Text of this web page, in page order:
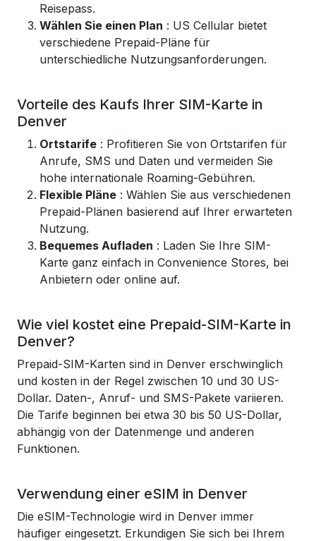
Reisepass.
Wählen Sie einen Plan : US Cellular bietet
verschiedene Prepaid-Pläne für
unterschiedliche Nutzungsanforderungen.
Vorteile des Kaufs Ihrer SIM-Karte in
Denver
Ortstarife : Profitieren Sie von Ortstarifen für
Anrufe, SMS und Daten und vermeiden Sie
hohe internationale Roaming-Gebühren.
Flexible Pläne : Wählen Sie aus verschiedenen
Prepaid-Plänen basierend auf Ihrer erwarteten
Nutzung.
Bequemes Aufladen : Laden Sie Ihre SIM-
Karte ganz einfach in Convenience Stores, bei
Anbietern oder online auf.
Wie viel kostet eine Prepaid-SIM-Karte in
Denver?
Prepaid-SIM-Karten sind in Denver erschwinglich
und kosten in der Regel zwischen 10 und 30 US-
Dollar. Daten-, Anruf- und SMS-Pakete variieren.
Die Tarife beginnen bei etwa 30 bis 50 US-Dollar,
abhängig von der Datenmenge und anderen
Funktionen.
Verwendung einer eSIM in Denver
Die eSIM-Technologie wird in Denver immer
häufiger eingesetzt. Erkundigen Sie sich bei Ihrem